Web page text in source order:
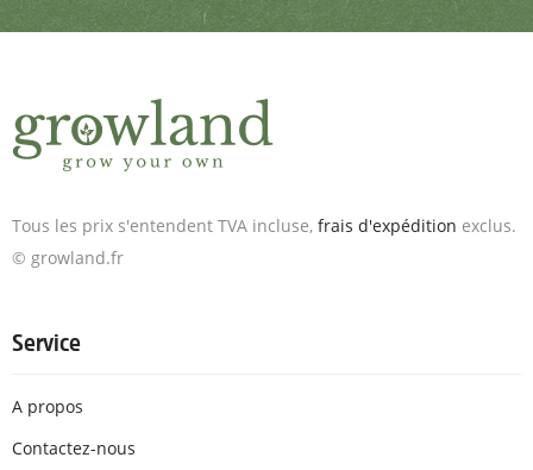
Tous les prix s'entendent TVA incluse, frais d'expédition exclus.
© growland.fr
Service
A propos
Contactez-nous